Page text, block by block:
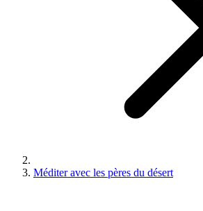
Méditer avec les pères du désert